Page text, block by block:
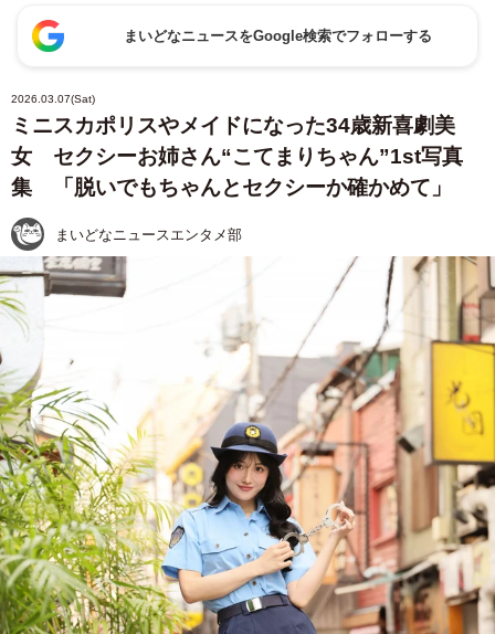
まいどなニュースをGoogle検索でフォローする
2026.03.07(Sat)
ミニスカポリスやメイドになった34歳新喜劇美
女 セクシーお姉さん“こてまりちゃん”1st写真
集 「脱いでもちゃんとセクシーか確かめて」
まいどなニュースエンタメ部